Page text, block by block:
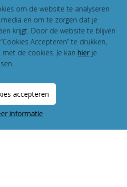
om de website te analyseren
en om te zorgen dat je
krijgt. Door de website te blijven
Accepteren” te drukken,
de cookies. Je kan hier je
accepteren
informatie